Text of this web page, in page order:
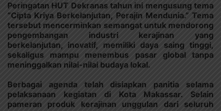
Peringatan HUT Dekranas tahun ini mengusung tema
“Cipta Kriya Berkelanjutan, Perajin Mendunia.” Tema
tersebut mencerminkan semangat untuk mendorong
pengembangan industri kerajinan yang
berkelanjutan, inovatif, memiliki daya saing tinggi,
sekaligus mampu menembus pasar global tanpa
meninggalkan nilai-nilai budaya lokal.
Berbagai agenda telah disiapkan panitia selama
pelaksanaan kegiatan di Kota Makassar. Selain
pameran produk kerajinan unggulan dari seluruh